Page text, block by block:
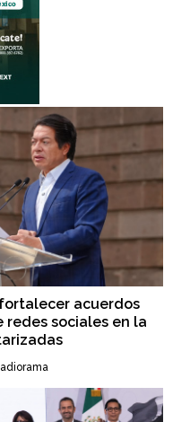
acuerdos
redes sociales en la